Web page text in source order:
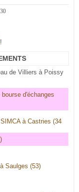
!
de Villiers à Poissy
d'échanges
à Castries (34
Saulges (53)